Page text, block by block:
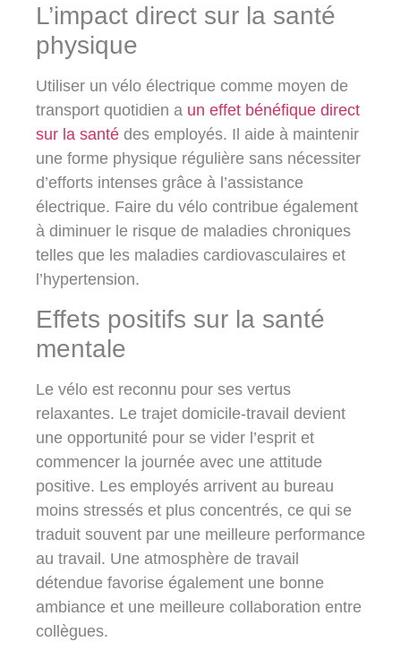
L’impact direct sur la santé
physique
Utiliser un vélo électrique comme moyen de
transport quotidien a un effet bénéfique direct
sur la santé des employés. Il aide à maintenir
une forme physique régulière sans nécessiter
d’efforts intenses grâce à l’assistance
électrique. Faire du vélo contribue également
à diminuer le risque de maladies chroniques
telles que les maladies cardiovasculaires et
l’hypertension.
Effets positifs sur la santé
mentale
Le vélo est reconnu pour ses vertus
relaxantes. Le trajet domicile-travail devient
une opportunité pour se vider l’esprit et
commencer la journée avec une attitude
positive. Les employés arrivent au bureau
moins stressés et plus concentrés, ce qui se
traduit souvent par une meilleure performance
au travail. Une atmosphère de travail
détendue favorise également une bonne
ambiance et une meilleure collaboration entre
collègues.